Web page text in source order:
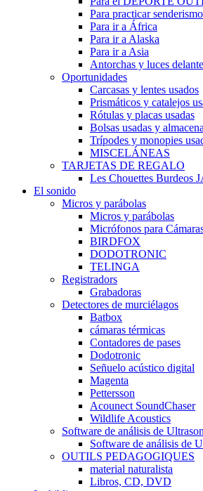
Para practicar senderismo
Para ir a África
Para ir a Alaska
Para ir a Asia
Antorchas y luces
Oportunidades
Carcasas y lentes usados
Prismáticos y catalejos
Rótulas y placas usadas
Bolsas usadas y
Trípodes y monopies
MISCELÁNEAS
TARJETAS DE REGALO
Les Chouettes Burdeos
El sonido
Micros y parábolas
Micros y parábolas
Micrófonos para
BIRDFOX
DODOTRONIC
TELINGA
Registradors
Grabadoras
Detectores de murciélagos
Batbox
cámaras térmicas
Contadores de pases
Dodotronic
Señuelo acústico digital
Magenta
Pettersson
Acounect SoundChaser
Wildlife Acoustics
Software de análisis de
Software de análisis de
OUTILS PEDAGOGIQUES
material naturalista
Libros, CD, DVD